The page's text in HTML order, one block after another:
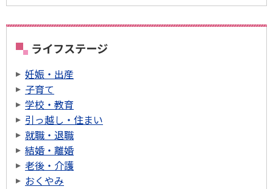
ライフステージ
妊娠・出産
子育て
学校・教育
引っ越し・住まい
就職・退職
結婚・離婚
老後・介護
おくやみ